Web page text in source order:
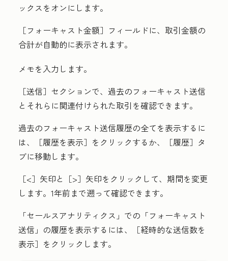
ックスをオンにします。
［フォーキャスト金額］ フィールドに、取引金額の
合計が自動的に表示されます。
メモを入力します。
［送信］ セクションで、過去のフォーキャスト送信
とそれらに関連付けられた取引を確認できます。
過去のフォーキャスト送信履歴の全てを表示するに
は、［履歴を表示］ をクリックするか、［履歴］ タ
ブに移動します。
［<］ 矢印と［>］ 矢印をクリックして、期間を変更
します。1年前まで遡って確認できます。
「セールスアナリティクス」での「フォーキャスト
送信」の履歴を表示するには、［経時的な送信数を
表示］ をクリックします。